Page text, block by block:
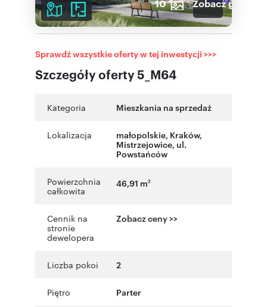
10 Zobacz galerię
Szczegóły oferty 5_M64
Sprawdź wszystkie oferty w tej inwestycji >>>
Kategoria Mieszkania na sprzedaż
Lokalizacja małopolskie, Kraków,
Mistrzejowice, ul.
Powstańców
Powierzchnia
całkowita
46,91 m2
Cennik na
stronie
dewelopera
Zobacz ceny >>
Liczba pokoi 2
Piętro Parter